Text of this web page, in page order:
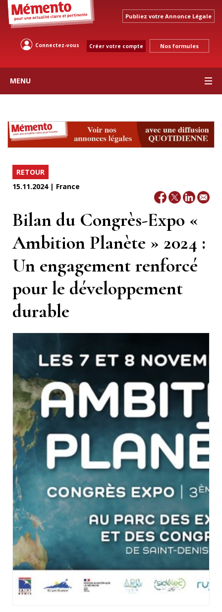
Publiez votre Annonce Légale
Connectez-vous Créer votre compte Nos formules
MENU
RETOUR
15.11.2024 | France
Bilan du Congrès-Expo «
Ambition Planète » 2024 :
Un engagement renforcé
pour le développement
durable